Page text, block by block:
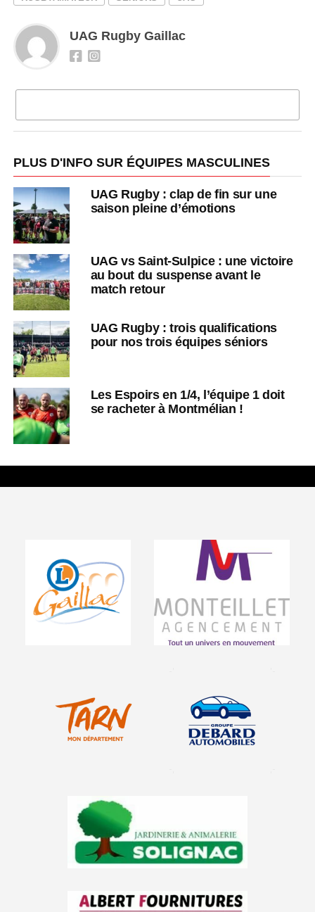
UAG Rugby Gaillac
PLUS D'INFO SUR ÉQUIPES MASCULINES
UAG Rugby : clap de fin sur une
saison pleine d’émotions
UAG vs Saint-Sulpice : une victoire
au bout du suspense avant le
match retour
UAG Rugby : trois qualifications
pour nos trois équipes séniors
Les Espoirs en 1/4, l’équipe 1 doit
se racheter à Montmélian !